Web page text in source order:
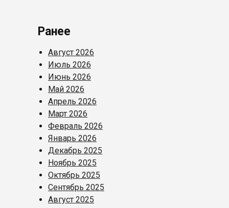
Ранее
Август 2026
Июль 2026
Июнь 2026
Май 2026
Апрель 2026
Март 2026
Февраль 2026
Январь 2026
Декабрь 2025
Ноябрь 2025
Октябрь 2025
Сентябрь 2025
Август 2025